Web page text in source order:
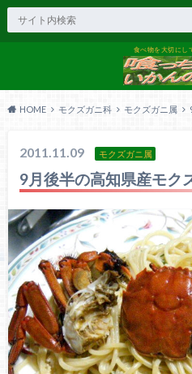
食べ物を大切にし
HOME モクズガニ科 モクズガニ属
2011.11.09 モクズガニ属
9月後半の高知県産モク